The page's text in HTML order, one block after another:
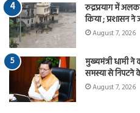
रुद्रप्रयाग में
किया ; प्रशासन ने
August 7, 2026
मुख्यमंत्री धामी ने
समस्या से निपटने
August 7, 2026